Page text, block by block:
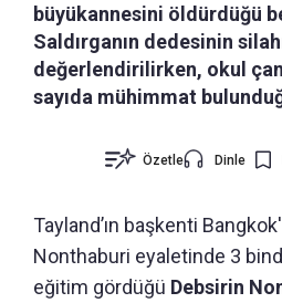
büyükannesini öldürdüğü
Saldırganın dedesinin
değerlendirilirken, okul
sayıda mühimmat
Özetle Dinle
Tayland’ın başkenti
Nonthaburi eyaletinde 3
eğitim gördüğü Debsirin